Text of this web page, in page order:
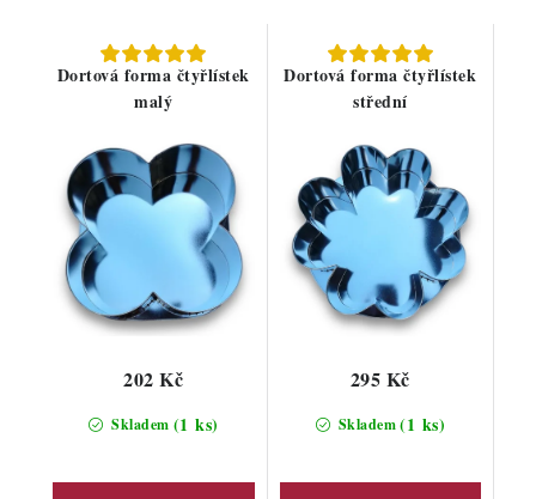
Dortová forma čtyřlístek
malý
Skladem (1 ks)
202 Kč
Dortová forma čtyřlístek
střední
Skladem(1 ks)
295 Kč